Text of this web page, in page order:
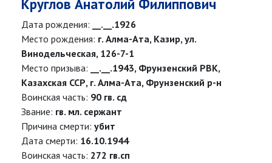
Круглов Анатолий Филиппович
Дата рождения:
__.__.1926
Место рождения: г. Алма-Ата, Казир, ул.
Винодельческая, 126-7-1
Место призыва:
__.__.1943, Фрунзенский РВК,
Казахская ССР, г. Алма-Ата, Фрунзенский р-н
Воинская часть: 90 гв. сд
Звание: гв. мл. сержант
Причина смерти: убит
Дата смерти: 16.10.1944
Воинская часть: 272 гв.сп